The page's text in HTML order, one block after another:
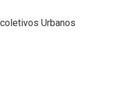
Urbanos